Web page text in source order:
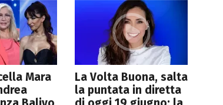
Mara
La Volta Buona, salta
la puntata in diretta